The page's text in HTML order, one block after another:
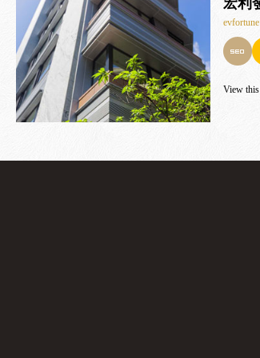
宏利
evfortune
View